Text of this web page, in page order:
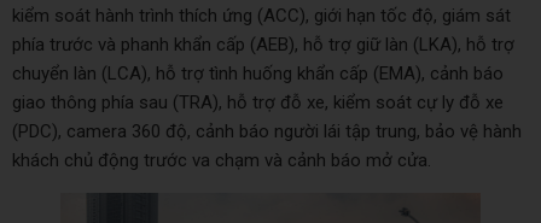
kiểm soát hành trình thích ứng (ACC), giới hạn tốc độ, giám sát
phía trước và phanh khẩn cấp (AEB), hỗ trợ giữ làn (LKA), hỗ trợ
chuyển làn (LCA), hỗ trợ tình huống khẩn cấp (EMA), cảnh báo
giao thông phía sau (TRA), hỗ trợ đỗ xe, kiểm soát cự ly đỗ xe
(PDC), camera 360 độ, cảnh báo người lái tập trung, bảo vệ hành
khách chủ động trước va chạm và cảnh báo mở cửa.